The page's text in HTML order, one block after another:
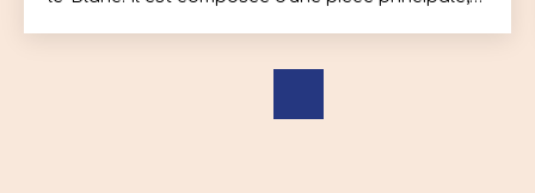
attenant. Une place de parking privative.
charges - 70€ / mois de charges (taxe foncière,